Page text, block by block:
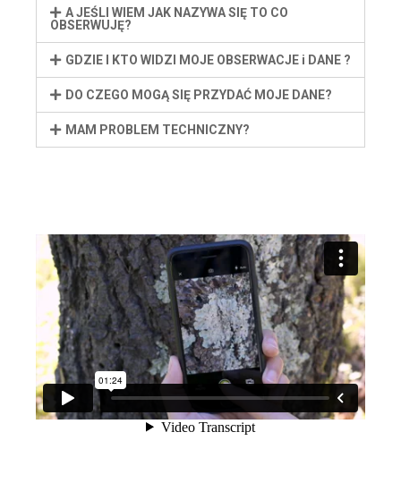
A JEŚLI WIEM JAK NAZYWA SIĘ TO CO
OBSERWUJĘ?
GDZIE I KTO WIDZI MOJE OBSERWACJE i DANE ?
DO CZEGO MOGĄ SIĘ PRZYDAĆ MOJE DANE?
MAM PROBLEM TECHNICZNY?